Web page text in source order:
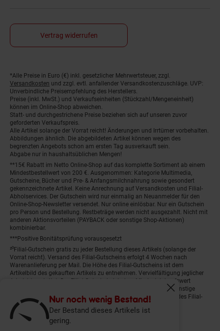
Nur noch wenig Bestand!
Der Bestand dieses Artikels ist
gering.
Fenster
Vertrag widerrufen
Fußnoten
*Alle Preise in Euro (€) inkl. gesetzlicher Mehrwertsteuer, zzgl.
Versandkosten und zzgl. evtl. anfallender Versandkostenzuschläge. UVP:
Unverbindliche Preisempfehlung des Herstellers.
Preise (inkl. MwSt.) und Verkaufseinheiten (Stückzahl/Mengeneinheit)
können im Online-Shop abweichen.
Statt- und durchgestrichene Preise beziehen sich auf unseren zuvor
geforderten Verkaufspreis.
Alle Artikel solange der Vorrat reicht! Änderungen und Irrtümer vorbehalten.
Abbildungen ähnlich. Die abgebildeten Artikel können wegen des
begrenzten Angebots schon am ersten Tag ausverkauft sein.
Abgabe nur in haushaltsüblichen Mengen!
**15€ Rabatt im Netto Online-Shop auf das komplette Sortiment ab einem
Mindestbestellwert von 200 €. Ausgenommen: Kategorie Multimedia,
Gutscheine, Bücher und Pre- & Anfangsmilchnahrung sowie gesondert
gekennzeichnete Artikel. Keine Anrechnung auf Versandkosten und Filial-
Abholservices. Der Gutschein wird nur einmalig an Neuanmelder für den
Online-Shop-Newsletter versendet. Nur online einlösbar. Nur ein Gutschein
pro Person und Bestellung. Restbeträge werden nicht ausgezahlt. Nicht mit
anderen Aktionsvorteilen (PAYBACK oder sonstige Shop-Aktionen)
kombinierbar.
***Positive Bonitätsprüfung vorausgesetzt
²⁰Filial-Gutschein gratis zu jeder Bestellung dieses Artikels (solange der
Vorrat reicht). Versand des Filial-Gutscheins erfolgt 4 Wochen nach
Warenanlieferung per Mail. Die Höhe des Filial-Gutscheins ist dem
Artikelbild des gekauften Artikels zu entnehmen. Vervielfältigung jeglicher
Art nicht gestattet. Der Filial-Gutschein ist ohne Mindesteinkaufswert
einlösbar. Nicht mit anderen Aktionsvorteilen (PAYBACK oder sonstige
Shop-Aktionen) kombinierbar. Der jeweilige Gültigkeitszeitraum des Filial-
Gutscheins ist darauf vermerkt.